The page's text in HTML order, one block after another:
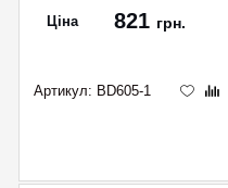
Ціна 821 грн.
Артикул: BD605-1